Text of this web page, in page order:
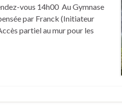
vous 14h00 Au Gymnase
par Franck (Initiateur
partiel au mur pour les